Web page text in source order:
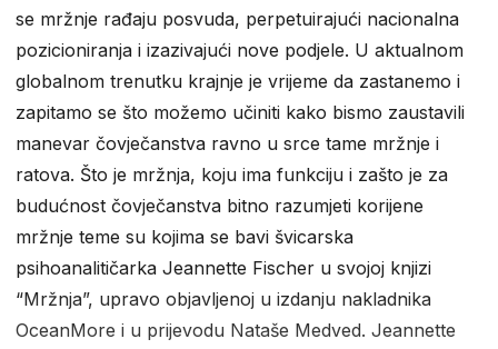
se mržnje rađaju posvuda, perpetuirajući nacionalna
pozicioniranja i izazivajući nove podjele. U aktualnom
globalnom trenutku krajnje je vrijeme da zastanemo i
zapitamo se što možemo učiniti kako bismo zaustavili
manevar čovječanstva ravno u srce tame mržnje i
ratova. Što je mržnja, koju ima funkciju i zašto je za
budućnost čovječanstva bitno razumjeti korijene
mržnje teme su kojima se bavi švicarska
psihoanalitičarka Jeannette Fischer u svojoj knjizi
“Mržnja”, upravo objavljenoj u izdanju nakladnika
OceanMore i u prijevodu Nataše Medved. Jeannette